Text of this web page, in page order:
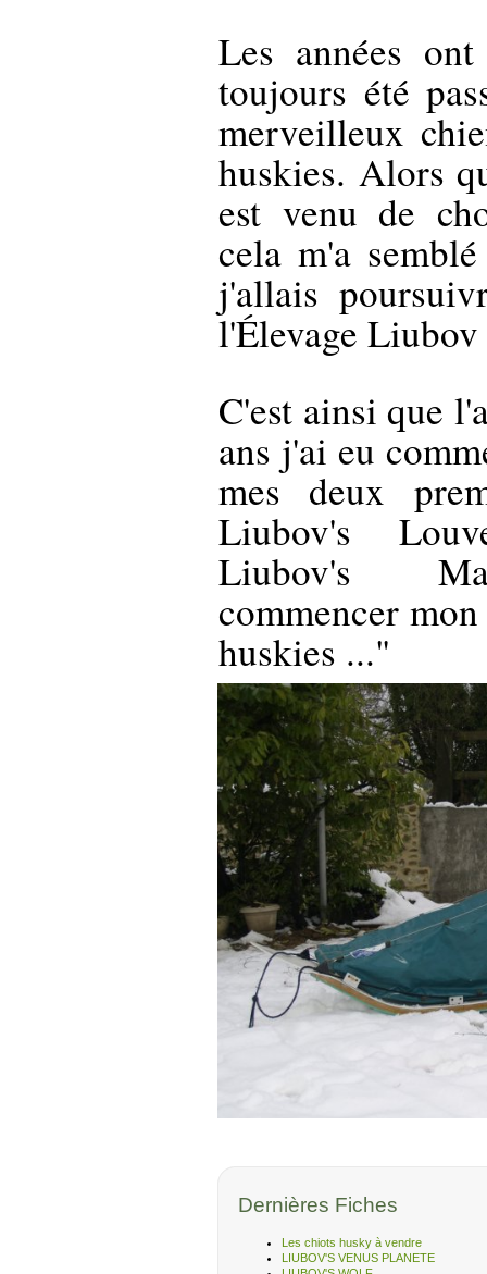
Les années
toujours été
merveilleux
huskies. Alors
est venu de
cela m'a
j'allais
l'Élevage
C'est ainsi que
ans j'ai eu
mes deux
Liubov's
Liubov's
commencer
huskies ..."
Dernières Fiches
Les chiots husky à vendre
LIUBOV'S VENUS PLANETE